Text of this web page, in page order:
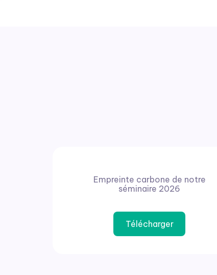
Empreinte carbone de notre
séminaire 2026
Télécharger